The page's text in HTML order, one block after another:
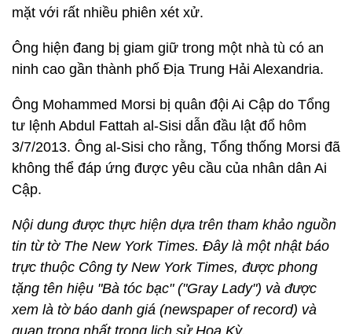
mặt với rất nhiều phiên xét xử.
Ông hiện đang bị giam giữ trong một nhà tù có an
ninh cao gần thành phố Địa Trung Hải Alexandria.
Ông Mohammed Morsi bị quân đội Ai Cập do Tổng
tư lệnh Abdul Fattah al-Sisi dẫn đầu lật đổ hôm
3/7/2013. Ông al-Sisi cho rằng, Tổng thống Morsi đã
không thể đáp ứng được yêu cầu của nhân dân Ai
Cập.
Nội dung được thực hiện dựa trên tham khảo nguồn
tin từ tờ The New York Times. Đây là một nhật báo
trực thuộc Công ty New York Times, được phong
tặng tên hiệu "Bà tóc bạc" ("Gray Lady") và được
xem là tờ báo danh giá (newspaper of record) và
quan trọng nhất trong lịch sử Hoa Kỳ.